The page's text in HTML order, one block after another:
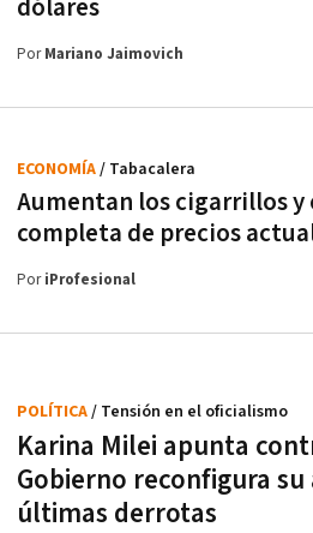
dólares
PorMariano Jaimovich
Aumentan los cigarrillos y
completa de precios
ECONOMÍA/ Tabacalera
PoriProfesional
Karina Milei apunta
Gobierno reconfigura
últimas derrotas
POLÍTICA/ Tensión en el oficialismo